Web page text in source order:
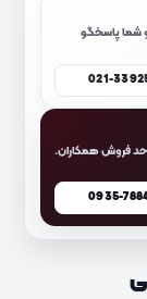
شما پاسخگو
021-
فروش همکاران.
0935-